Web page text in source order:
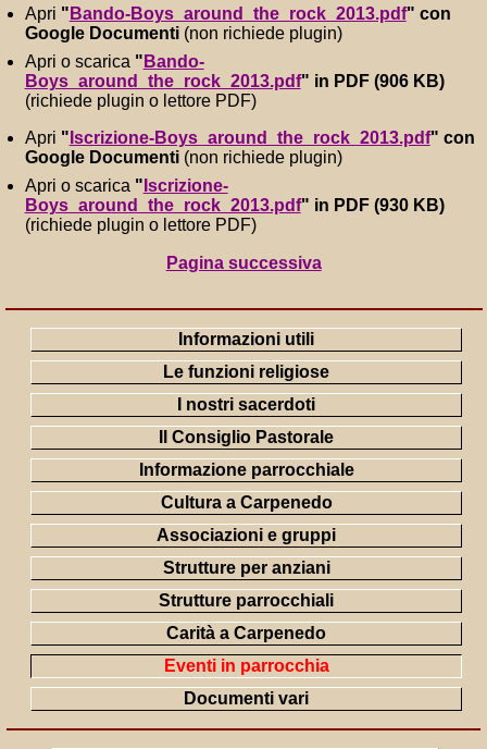
Apri " Bando-Boys_around_the_rock_2013.pdf" con
Google Documenti(non richiede plugin)
Apri o scarica " Bando-
Boys_around_the_rock_2013.pdf" in PDF (906 KB)
(richiede plugin o lettore PDF)
Apri " Iscrizione-Boys_around_the_rock_2013.pdf" con
Google Documenti(non richiede plugin)
Apri o scarica " Iscrizione-
Boys_around_the_rock_2013.pdf" in PDF (930 KB)
(richiede plugin o lettore PDF)
Pagina successiva
Informazioni utili
Le funzioni religiose
I nostri sacerdoti
Il Consiglio Pastorale
Informazione parrocchiale
Cultura a Carpenedo
Associazioni e gruppi
Strutture per anziani
Strutture parrocchiali
Carità a Carpenedo
Eventi in parrocchia
Documenti vari